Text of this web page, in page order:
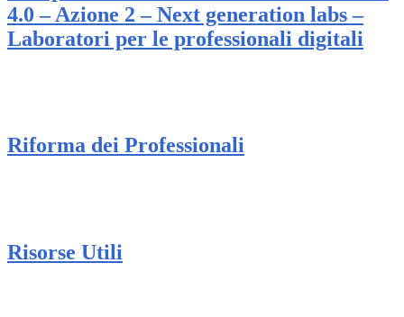
4.0 – Azione 2 – Next generation labs –
Laboratori per le professionali digitali
Riforma dei Professionali
Risorse Utili